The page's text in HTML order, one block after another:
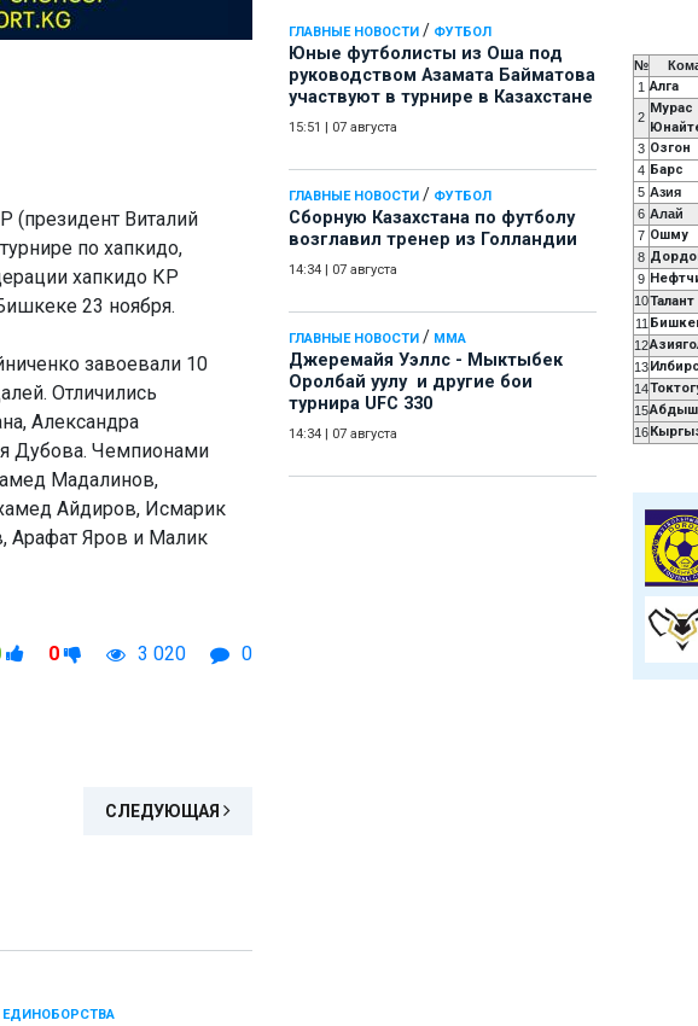
ГЛАВНЫЕ НОВОСТИ / ФУТБОЛ
Юные футболисты из Оша под
руководством Азамата Байматова
участвуют в турнире в Казахстане
15:51 07 августа
ГЛАВНЫЕ НОВОСТИ / ФУТБОЛ
Сборную Казахстана по футболу
возглавил тренер из Голландии
14:34 07 августа
ГЛАВНЫЕ НОВОСТИ / ММА
Джеремайя Уэллс - Мыктыбек
Оролбай уулу и другие бои
турнира UFC 330
14:34 07 августа
(президент Виталий
по хапкидо,
хапкидо КР
23 ноября.
завоевали 10
Отличились
Александра
Дубова. Чемпионами
Мадалинов,
Айдиров, Исмарик
Арафат Яров и Малик
0 3 020 0
СЛЕДУЮЩАЯ
ЕДИНОБОРСТВА
№
1 Алга
2
Мурас
3 Озгон
4 Барс
5 Азия
6 Алай
7 Ошму
8
9
10Талант
11
12
13 Илбирс
14
15
16